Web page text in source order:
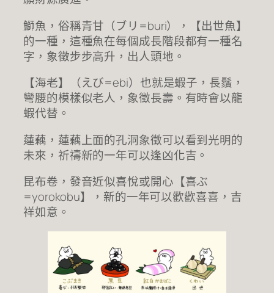
鰤魚，俗稱青甘（ブリ=buri），【出世魚】
的一種，這種魚在每個成長階段都有一種名
字，象徵步步高升，出人頭地。
【海老】（えび=ebi）也就是蝦子，長鬚，
彎腰的模樣似老人，象徵長壽。有時會以龍
蝦代替。
蓮藕，蓮藕上面的孔洞象徵可以看到光明的
未來，祈禱新的一年可以逢凶化吉。
昆布卷，發音近似喜悅或開心【喜ぶ
=yorokobu】，新的一年可以歡歡喜喜，吉
祥如意。